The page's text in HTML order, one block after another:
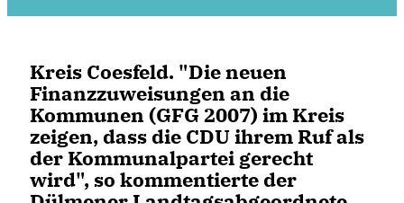
Kreis Coesfeld. "Die neuen
Finanzzuweisungen an die
Kommunen (GFG 2007) im Kreis
zeigen, dass die CDU ihrem Ruf als
der Kommunalpartei gerecht
wird", so kommentierte der